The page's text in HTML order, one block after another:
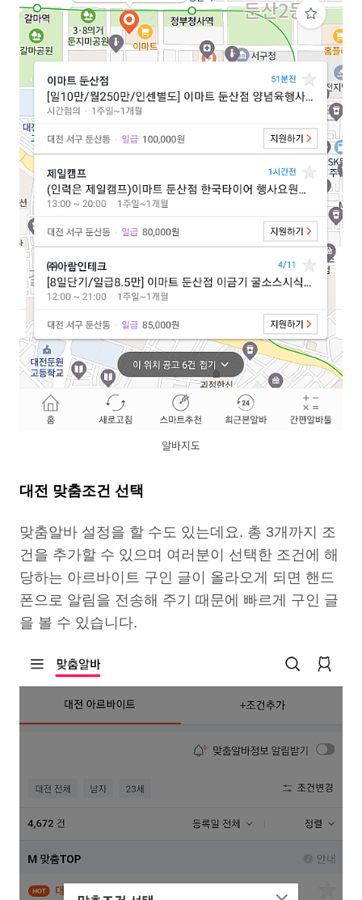
알바지도
대전 맞춤조건 선택
맞춤알바 설정을 할 수도 있는데요. 총 3개까지 조
건을 추가할 수 있으며 여러분이 선택한 조건에 해
당하는 아르바이트 구인 글이 올라오게 되면 핸드
폰으로 알림을 전송해 주기 때문에 빠르게 구인 글
을 볼 수 있습니다.